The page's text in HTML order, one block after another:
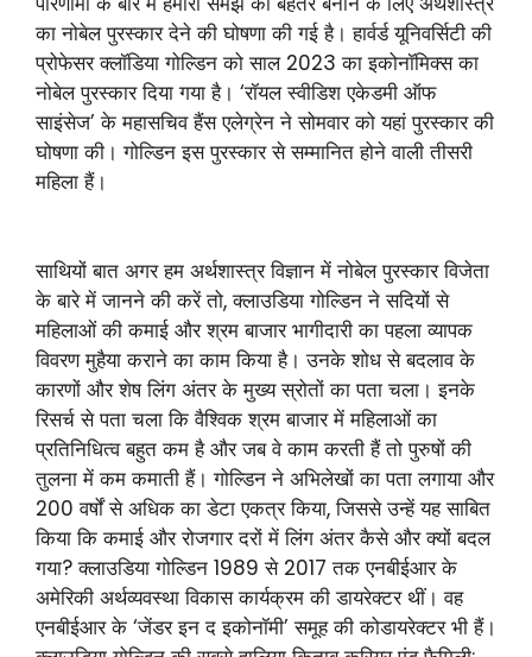
का नोबेल पुरस्कार देने की घोषणा की गई है। हार्वर्ड यूनिवर्सिटी की
प्रोफेसर क्लॉडिया गोल्डिन को साल 2023 का इकोनॉमिक्स का
नोबेल पुरस्कार दिया गया है। ‘रॉयल स्वीडिश एकेडमी ऑफ
साइंसेज’ के महासचिव हैंस एलेग्रेन ने सोमवार को यहां पुरस्कार की
घोषणा की। गोल्डिन इस पुरस्कार से सम्मानित होने वाली तीसरी
महिला हैं।
साथियों बात अगर हम अर्थशास्त्र विज्ञान में नोबेल पुरस्कार विजेता
के बारे में जानने की करें तो, क्लाउडिया गोल्डिन ने सदियों से
महिलाओं की कमाई और श्रम बाजार भागीदारी का पहला व्यापक
विवरण मुहैया कराने का काम किया है। उनके शोध से बदलाव के
कारणों और शेष लिंग अंतर के मुख्य स्रोतों का पता चला। इनके
रिसर्च से पता चला कि वैश्विक श्रम बाजार में महिलाओं का
प्रतिनिधित्व बहुत कम है और जब वे काम करती हैं तो पुरुषों की
तुलना में कम कमाती हैं। गोल्डिन ने अभिलेखों का पता लगाया और
200 वर्षों से अधिक का डेटा एकत्र किया, जिससे उन्हें यह साबित
किया कि कमाई और रोजगार दरों में लिंग अंतर कैसे और क्यों बदल
गया? क्लाउडिया गोल्डिन 1989 से 2017 तक एनबीईआर के
अमेरिकी अर्थव्यवस्था विकास कार्यक्रम की डायरेक्टर थीं। वह
एनबीईआर के ‘जेंडर इन द इकोनॉमी’ समूह की कोडायरेक्टर भी हैं।